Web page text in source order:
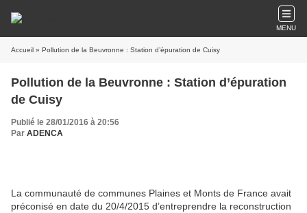
MENU
Accueil » Pollution de la Beuvronne : Station d’épuration de Cuisy
Pollution de la Beuvronne : Station d’épuration
de Cuisy
Publié le 28/01/2016 à 20:56
Par ADENCA
La communauté de communes Plaines et Monts de France avait
préconisé en date du 20/4/2015 d’entreprendre la reconstruction